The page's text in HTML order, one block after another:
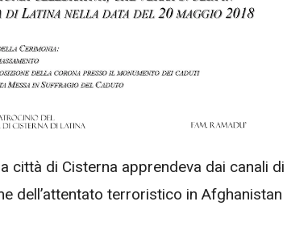
città di Cisterna apprendeva dai canali di
dell’attentato terroristico in Afghanistan